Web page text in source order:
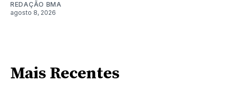
REDAÇÃO BMA
agosto 8, 2026
Mais Recentes